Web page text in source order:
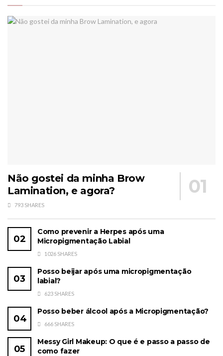
Não gostei da minha Brow
Lamination, e agora?
793 SHARES
Como prevenir a Herpes após uma
Micropigmentação Labial
1026 SHARES
Posso beijar após uma micropigmentação
labial?
623 SHARES
Posso beber álcool após a Micropigmentação?
666 SHARES
Messy Girl Makeup: O que é e passo a passo de
como fazer